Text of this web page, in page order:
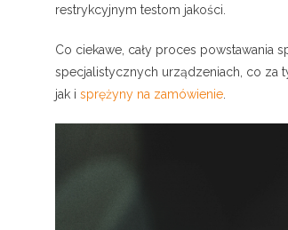
restrykcyjnym testom jakości.
Co ciekawe, cały proces powstawania
specjalistycznych urządzeniach, co za
jak i sprężyny na zamówienie